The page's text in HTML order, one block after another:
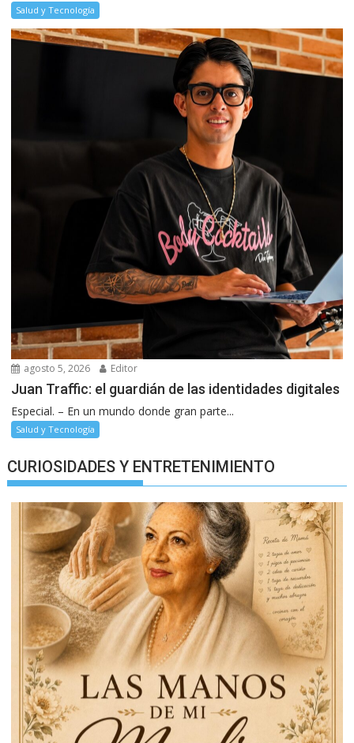
Salud y Tecnología
agosto 5, 2026 Editor
Juan Traffic: el guardián de las identidades digitales
Especial. – En un mundo donde gran parte...
Salud y Tecnología
CURIOSIDADES Y ENTRETENIMIENTO